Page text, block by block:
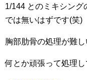
1/144 とのミキシン
では無いはずです(笑)
胸部肋骨の処理が難し
何とか頑張って処理